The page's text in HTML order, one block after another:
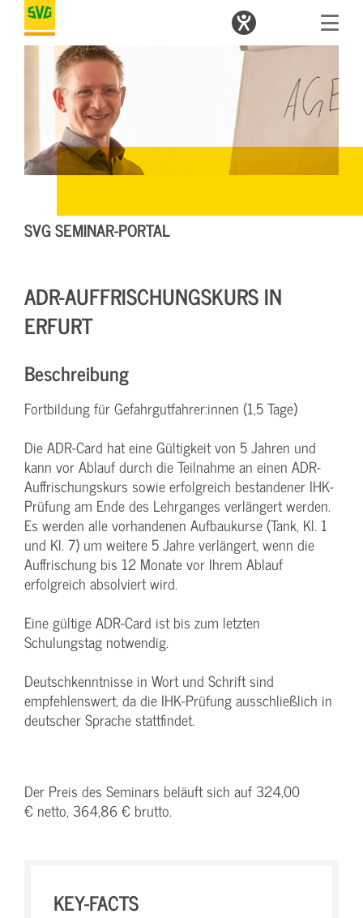
SVG SEMINAR-PORTAL
ADR-AUFFRISCHUNGSKURS IN
ERFURT
Beschreibung
Fortbildung für Gefahrgutfahrer:innen (1,5 Tage)
Die ADR-Card hat eine Gültigkeit von 5 Jahren und
kann vor Ablauf durch die Teilnahme an einen ADR-
Auffrischungskurs sowie erfolgreich bestandener IHK-
Prüfung am Ende des Lehrganges verlängert werden.
Es werden alle vorhandenen Aufbaukurse (Tank, Kl. 1
und Kl. 7) um weitere 5 Jahre verlängert, wenn die
Auffrischung bis 12 Monate vor Ihrem Ablauf
erfolgreich absolviert wird.
Eine gültige ADR-Card ist bis zum letzten
Schulungstag notwendig.
Deutschkenntnisse in Wort und Schrift sind
empfehlenswert, da die IHK-Prüfung ausschließlich in
deutscher Sprache stattfindet.
Der Preis des Seminars beläuft sich auf 324,00
€ netto, 364,86 € brutto.
KEY-FACTS